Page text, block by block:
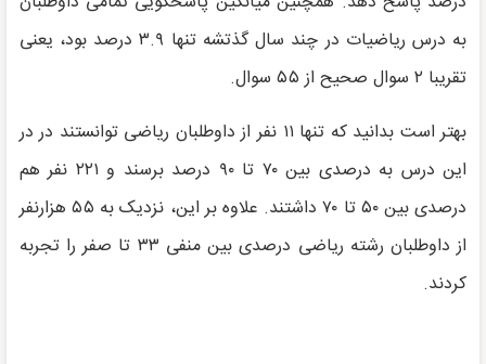
به درس ریاضیات در چند سال گذتشه تنها ۳.۹ درصد بود، یعنی
تقریبا ۲ سوال صحیح از ۵۵ سوال.
بهتر است بدانید که تنها ۱۱ نفر از داوطلبان ریاضی توانستند در در
این درس به درصدی بین ۷۰ تا ۹۰ درصد برسند و ۲۲۱ نفر هم
درصدی بین ۵۰ تا ۷۰ داشتند. علاوه بر این، نزدیک به ۵۵ هزارنفر
از داوطلبان رشته ریاضی درصدی بین منفی ۳۳ تا صفر را تجربه
کردند.